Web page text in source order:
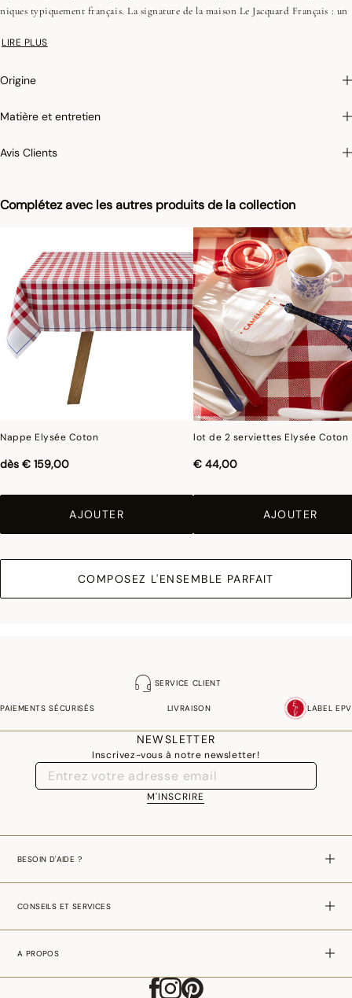
Complétez avec les autres produits de la collection
Nappe Elysée Coton
dès € 159,00
AJOUTER
lot de 2 serviettes Elysée Coton
€ 44,00
AJOUTER
COMPOSEZ L'ENSEMBLE PARFAIT
niques typiquement français. La signature de la maison Le Jacquard Français : un
LIRE PLUS
Origine
Matière et entretien
Avis Clients
SERVICE CLIENT
PAIEMENTS SÉCURISÉS LIVRAISON LABEL EPV
NEWSLETTER
Inscrivez-vous à notre newsletter!
M'INSCRIRE
BESOIN D'AIDE ?
CONSEILS ET SERVICES
A PROPOS